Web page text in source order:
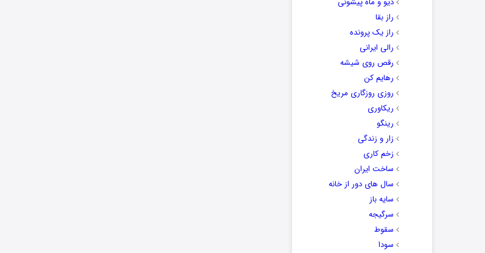
راز بقا
راز یک پرونده
رالی ایرانی
رقص روی شیشه
رهایم کن
روزی روزگاری مریخ
ریکاوری
رینگو
زار و زندگی
زخم کاری
ساخت ایران
سال های دور از خانه
سایه باز
سرگیجه
سقوط
سودا